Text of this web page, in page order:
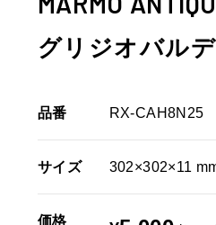
グリジオバル
品番 RX-CAH8N25
サイズ 302×302×11
価格